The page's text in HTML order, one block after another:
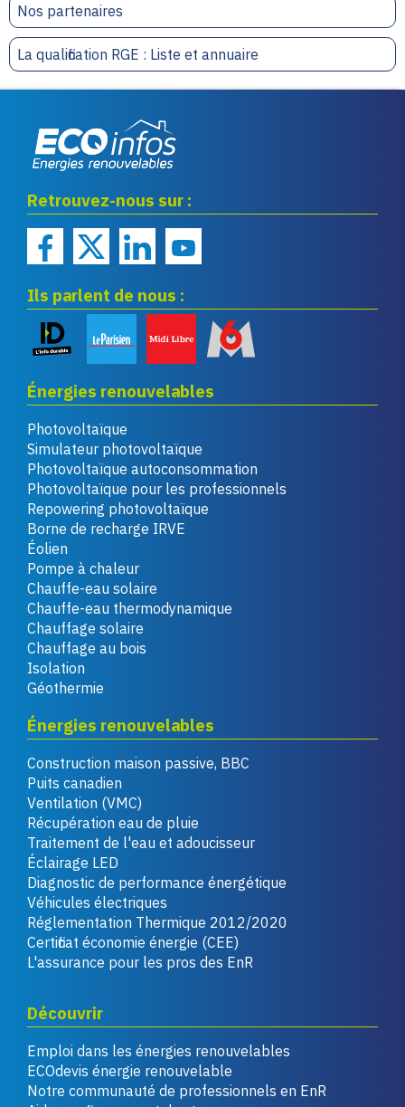
Nos partenaires
La qualification RGE : Liste et annuaire
renouvelables
Retrouvez-nous sur :
Ils parlent de nous :
Énergies renouvelables
Photovoltaïque
Simulateur photovoltaïque
Photovoltaïque autoconsommation
Photovoltaïque pour les professionnels
Repowering photovoltaïque
Borne de recharge IRVE
Éolien
Pompe à chaleur
Chauffe-eau solaire
Chauffe-eau thermodynamique
Chauffage solaire
Chauffage au bois
Isolation
Géothermie
Énergies renouvelables
Construction maison passive, BBC
Puits canadien
Ventilation (VMC)
Récupération eau de pluie
Traitement de l'eau et adoucisseur
Éclairage LED
Diagnostic de performance énergétique
Véhicules électriques
Réglementation Thermique 2012/2020
Certificat économie énergie (CEE)
L'assurance pour les pros des EnR
Découvrir
Emploi dans les énergies renouvelables
ECOdevis énergie renouvelable
Notre communauté de professionnels en EnR